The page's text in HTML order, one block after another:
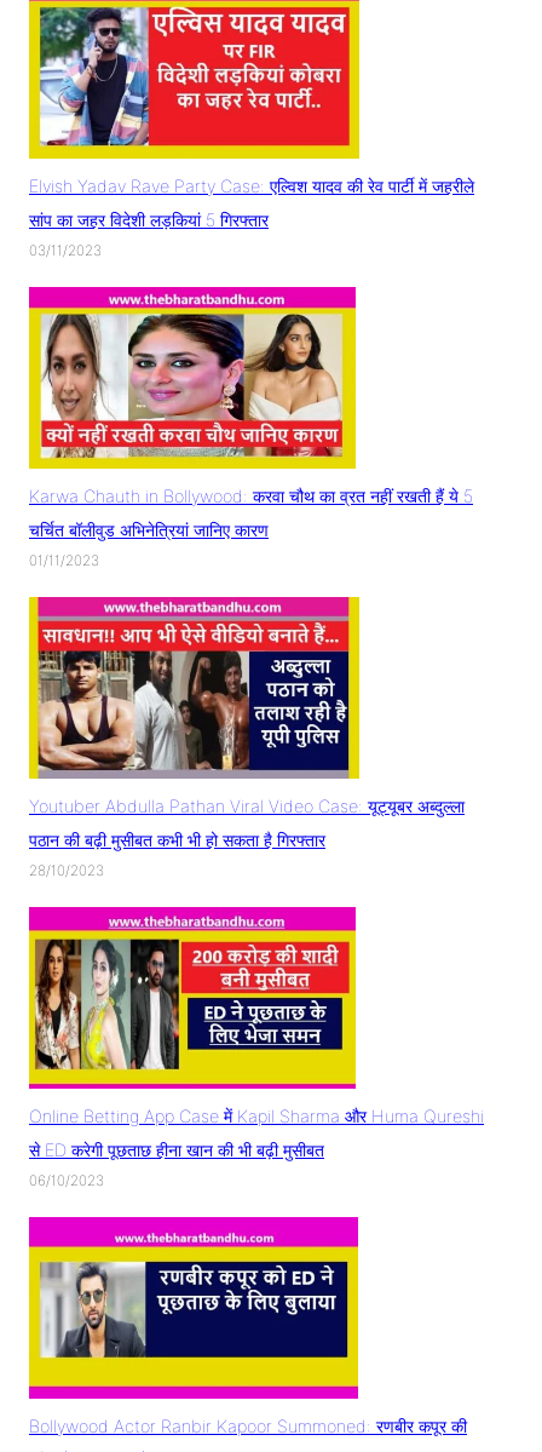
Elvish Yadav Rave Party Case: एल्विश यादव की रेव पार्टी में जहरीले
सांप का जहर विदेशी लड़कियां 5 गिरफ्तार
03/11/2023
Karwa Chauth in Bollywood: करवा चौथ का व्रत नहीं रखती हैं ये 5
चर्चित बॉलीवुड अभिनेत्रियां जानिए कारण
01/11/2023
Youtuber Abdulla Pathan Viral Video Case: यूट्यूबर अब्दुल्ला
पठान की बढ़ी मुसीबत कभी भी हो सकता है गिरफ्तार
28/10/2023
Online Betting App Case में Kapil Sharma और Huma Qureshi
से ED करेगी पूछताछ हीना खान की भी बढ़ी मुसीबत
06/10/2023
Bollywood Actor Ranbir Kapoor Summoned: रणबीर कपूर की